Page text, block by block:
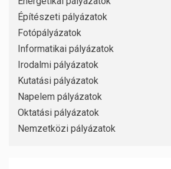
Építészeti pályázatok
Fotópályázatok
Informatikai pályázatok
Irodalmi pályázatok
Kutatási pályázatok
Napelem pályázatok
Oktatási pályázatok
Nemzetközi pályázatok